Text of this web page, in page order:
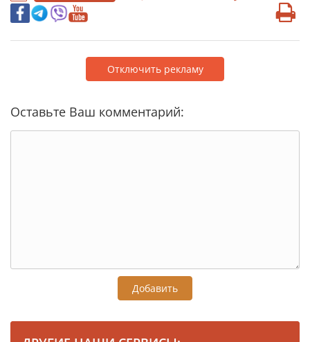
Отключить рекламу
Оставьте Ваш комментарий:
Добавить